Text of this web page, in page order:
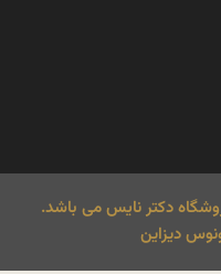
دکتر نایس می باشد.
دیزاین